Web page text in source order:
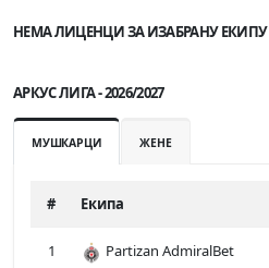
НЕМА ЛИЦЕНЦИ ЗА ИЗАБРАНУ ЕКИПУ
АРКУС ЛИГА - 2026/2027
МУШКАРЦИ ЖЕНЕ
# Екипа
1 Partizan AdmiralBet